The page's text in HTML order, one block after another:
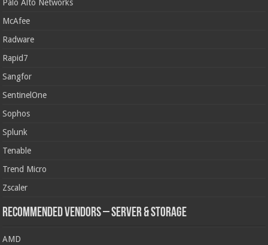
Palo Alto Networks
McAfee
Radware
Rapid7
Sangfor
SentinelOne
Sophos
Splunk
Tenable
Trend Micro
Zscaler
Recommended Vendors – Server & Storage
AMD